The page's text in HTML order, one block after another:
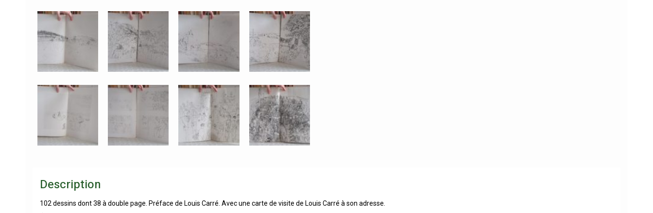
Description
102 dessins dont 38 à double page. Préface de Louis Carré. Avec une carte de visite de Louis Carré à son adresse.